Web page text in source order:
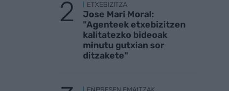
ETXEBIZITZA
Jose Mari Moral:
"Agenteek etxebizitzen
kalitatezko bideoak
minutu gutxian sor
ditzakete"